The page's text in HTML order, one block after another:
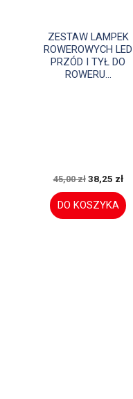
Szybki podgląd
ZESTAW LAMPEK
ROWEROWYCH LED
PRZÓD I TYŁ DO
ROWERU...
45,00 zł 38,25 zł
DO KOSZYKA